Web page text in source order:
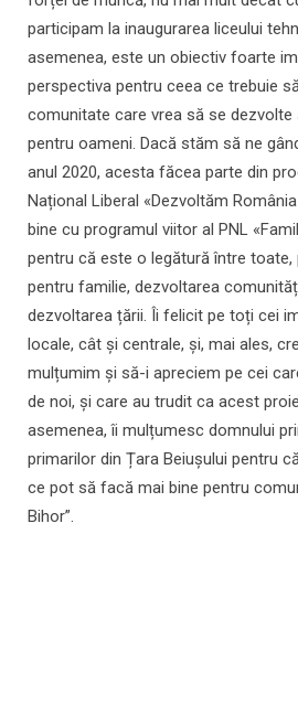
participam la inaugurarea liceului
asemenea, este un obiectiv foarte
perspectiva pentru ceea ce trebuie
comunitate care vrea să se
pentru oameni. Dacă stăm să ne
anul 2020, acesta făcea parte din
Național Liberal «Dezvoltăm
bine cu programul viitor al PNL
pentru că este o legătură între toate,
pentru familie, dezvoltarea
dezvoltarea țării. Îi felicit pe toți cei
locale, cât și centrale, și, mai ales,
mulțumim și să-i apreciem pe cei
de noi, și care au trudit ca acest
asemenea, îi mulțumesc domnului
primarilor din Țara Beiușului pentru
ce pot să facă mai bine pentru
Bihor”.